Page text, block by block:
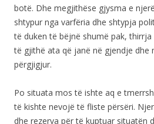
botë. Dhe megjithëse gjysma e
shtypur nga varfëria dhe shtypja
të duken të bëjnë shumë pak,
të gjithë ata që janë në gjendje dhe
përgjigjur.
Po situata mos të ishte aq e
të kishte nevojë të fliste përsëri.
dhe rezerva për të kuptuar situatën